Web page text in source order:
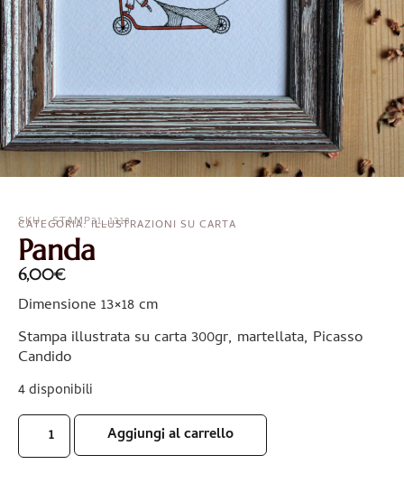
SKU : STAMP31_1318
CATEGORIA:ILLUSTRAZIONI SU CARTA
Panda
6,00€
Dimensione 13×18 cm
Stampa illustrata su carta 300gr, martellata, Picasso
Candido
4 disponibili
Aggiungi al carrello